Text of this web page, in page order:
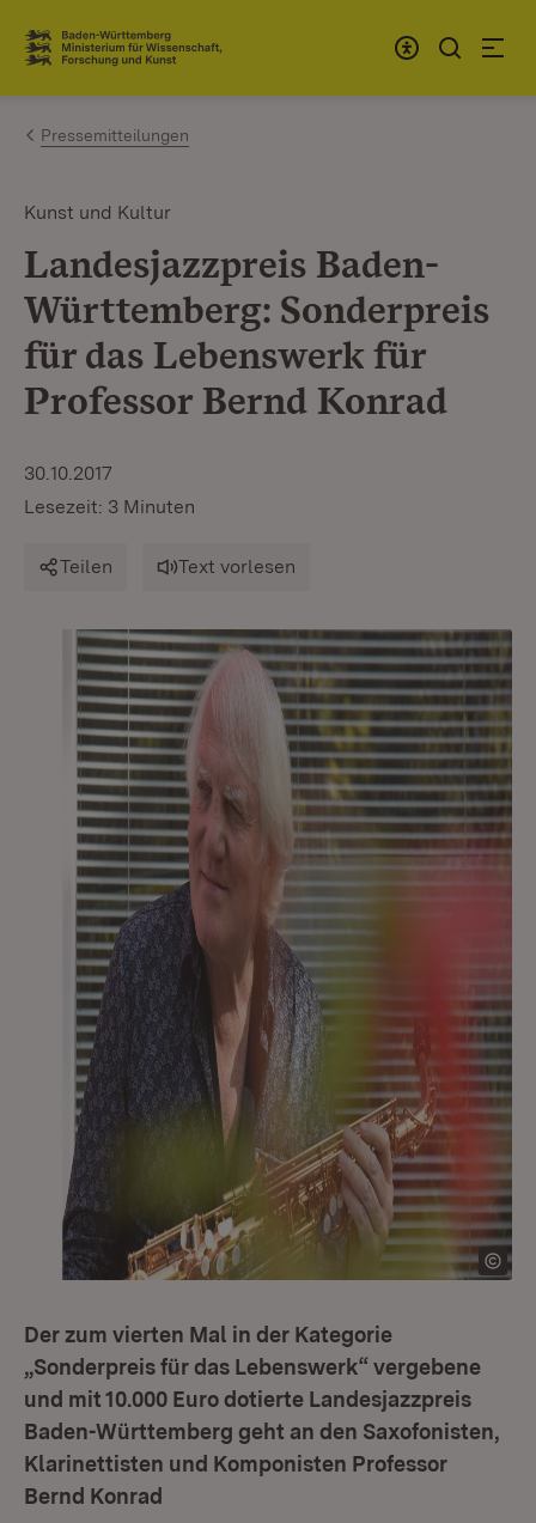
Zum Inhalt springen
Link zur Startseite
Pressemitteilungen
Kunst und Kultur
Landesjazzpreis Baden-
Württemberg: Sonderpreis
für das Lebenswerk für
Professor Bernd Konrad
30.10.2017
Lesezeit: 3 Minuten
Teilen Text vorlesen
Der zum vierten Mal in der Kategorie
„Sonderpreis für das Lebenswerk“ vergebene
und mit 10.000 Euro dotierte Landesjazzpreis
Baden-Württemberg geht an den Saxofonisten,
Klarinettisten und Komponisten Professor
Bernd Konrad